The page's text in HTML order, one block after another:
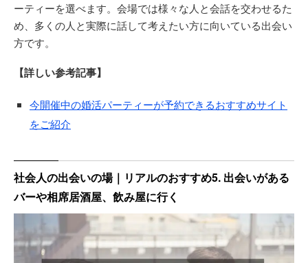
ーティーを選べます。会場では様々な人と会話を交わせるた
め、多くの人と実際に話して考えたい方に向いている出会い
方です。
【詳しい参考記事】
今開催中の婚活パーティーが予約できるおすすめサイト
をご紹介
社会人の出会いの場｜リアルのおすすめ5. 出会いがある
バーや相席居酒屋、飲み屋に行く